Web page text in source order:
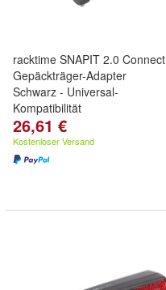
racktime SNAPIT 2.0 Connect
Gepäckträger-Adapter
Schwarz - Universal-
Kompatibilität
26,61 €
Kostenloser Versand